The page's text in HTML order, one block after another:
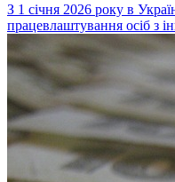
З 1 січня 2026 року в
працевлаштування осіб з